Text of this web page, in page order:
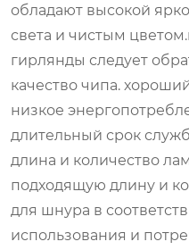
обладают высокой
света и чистым
гирлянды следует
качество чипа.
низкое
длительный срок
длина и количество
подходящую длину и
для шнура в
использования и